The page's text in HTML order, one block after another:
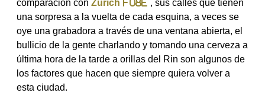
comparación con Zúrich
, sus calles que tienen
una sorpresa a la vuelta de cada esquina, a veces se
oye una grabadora a través de una ventana abierta, el
bullicio de la gente charlando y tomando una cerveza a
última hora de la tarde a orillas del Rin son algunos de
los factores que hacen que siempre quiera volver a
esta ciudad.